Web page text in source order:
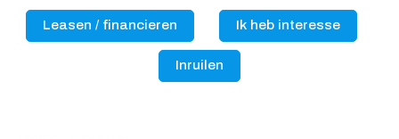
Leasen / financieren Ik heb interesse
Inruilen